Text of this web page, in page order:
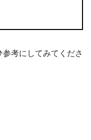
考にしてみてくださ